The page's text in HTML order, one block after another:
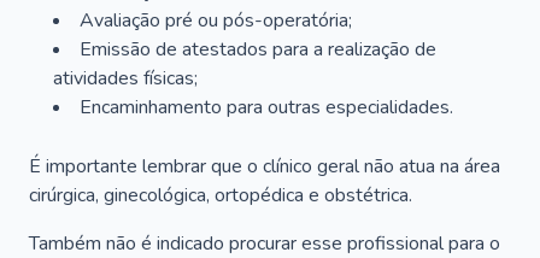
Avaliação pré ou pós-operatória;
Emissão de atestados para a realização de
atividades físicas;
Encaminhamento para outras especialidades.
É importante lembrar que o clínico geral não atua na área
cirúrgica, ginecológica, ortopédica e obstétrica.
Também não é indicado procurar esse profissional para o